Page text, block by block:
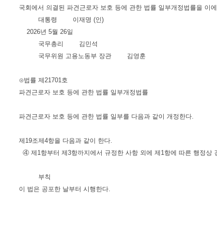
국회에서 의결된 파견근로자 보호 등에 관한 법률 일부개정법률을 이
대통령 이재명 (인)
2026년 5월 26일
국무총리 김민석
국무위원 고용노동부 장관 김영훈
⊙법률 제21701호
파견근로자 보호 등에 관한 법률 일부개정법률
파견근로자 보호 등에 관한 법률 일부를 다음과 같이 개정한다.
제19조제4항을 다음과 같이 한다.
④ 제1항부터 제3항까지에서 규정한 사항 외에 제1항에 따른 행정상
부칙
이 법은 공포한 날부터 시행한다.